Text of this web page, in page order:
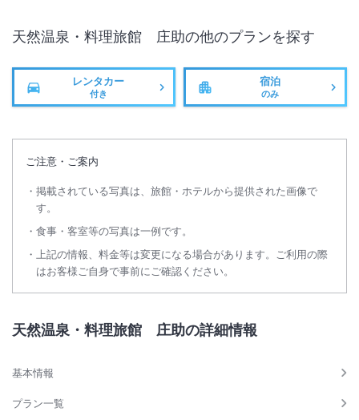
天然温泉・料理旅館 庄助の他のプランを探す
レンタカー
付き
宿泊
のみ
ご注意・ご案内
掲載されている写真は、旅館・ホテルから提供された画像で
す。
食事・客室等の写真は一例です。
上記の情報、料金等は変更になる場合があります。ご利用の際
はお客様ご自身で事前にご確認ください。
天然温泉・料理旅館 庄助の詳細情報
基本情報
プラン一覧